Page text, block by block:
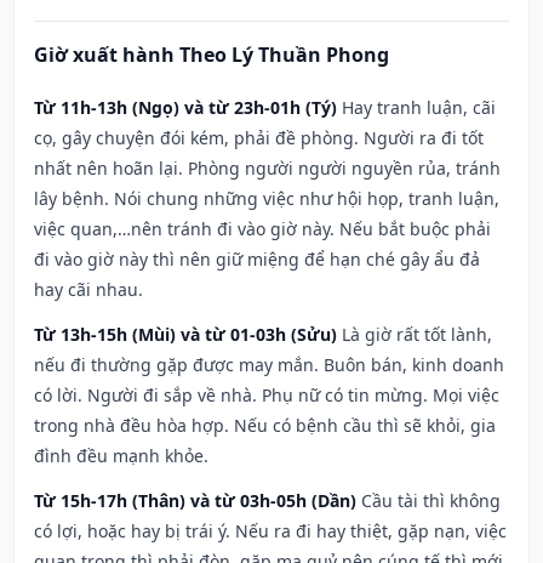
Giờ xuất hành Theo Lý Thuần Phong
Từ 11h-13h (Ngọ) và từ 23h-01h (Tý) Hay tranh luận, cãi
cọ, gây chuyện đói kém, phải đề phòng. Người ra đi tốt
nhất nên hoãn lại. Phòng người người nguyền rủa, tránh
lây bệnh. Nói chung những việc như hội họp, tranh luận,
việc quan,…nên tránh đi vào giờ này. Nếu bắt buộc phải
đi vào giờ này thì nên giữ miệng để hạn ché gây ẩu đả
hay cãi nhau.
Từ 13h-15h (Mùi) và từ 01-03h (Sửu) Là giờ rất tốt lành,
nếu đi thường gặp được may mắn. Buôn bán, kinh doanh
có lời. Người đi sắp về nhà. Phụ nữ có tin mừng. Mọi việc
trong nhà đều hòa hợp. Nếu có bệnh cầu thì sẽ khỏi, gia
đình đều mạnh khỏe.
Từ 15h-17h (Thân) và từ 03h-05h (Dần) Cầu tài thì không
có lợi, hoặc hay bị trái ý. Nếu ra đi hay thiệt, gặp nạn, việc